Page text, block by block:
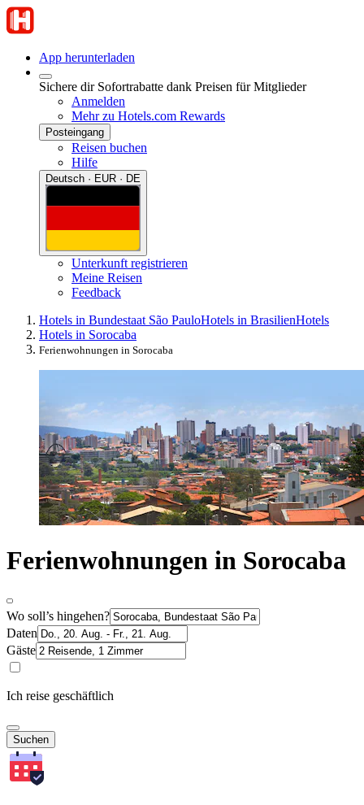
App herunterladen
Sichere dir Sofortrabatte dank Preisen für Mitglieder
Anmelden
Mehr zu Hotels.com Rewards
Posteingang
Reisen buchen
Hilfe
Deutsch · EUR · DE
Unterkunft registrieren
Meine Reisen
Feedback
Hotels in Bundestaat São PauloHotels in BrasilienHotels
Hotels in Sorocaba
Ferienwohnungen in Sorocaba
Ferienwohnungen in Sorocaba
Wo soll’s hingehen?
Daten
Gäste
Ich reise geschäftlich
Suchen